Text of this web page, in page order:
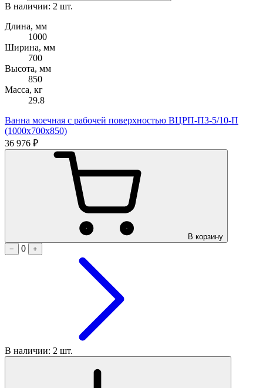
В наличии: 2 шт.
Длина, мм
1000
Ширина, мм
700
Высота, мм
850
Масса, кг
29.8
Ванна моечная с рабочей поверхностью ВЦРП-П3-5/10-П
(1000х700х850)
36 976 ₽
В корзину
−
0 +
В наличии: 2 шт.